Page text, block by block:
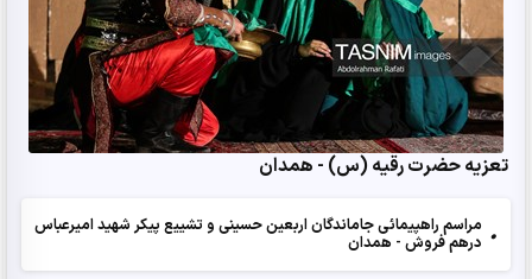
تعزیه حضرت رقیه (س) - همدان
• مراسم راهپیمائی جاماندگان اربعین حسینی و تشییع پیکر شهید امیرعباس
درهم فروش - همدان